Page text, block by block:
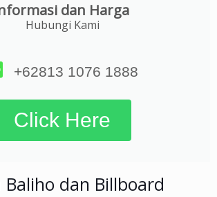
dan Harga
Hubungi Kami
+62813 1076 1888
Click Here
Baliho dan Billboard